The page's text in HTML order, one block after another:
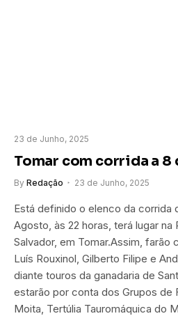
23 de Junho, 2025
Tomar com corrida a
By Redação 23 de Junho, 2025
Está definido o elenco da corrida
Agosto, às 22 horas, terá lugar
Salvador, em Tomar.Assim, farão
Luís Rouxinol, Gilberto Filipe e
diante touros da ganadaria de
estarão por conta dos Grupos de
Moita, Tertúlia Tauromáquica do